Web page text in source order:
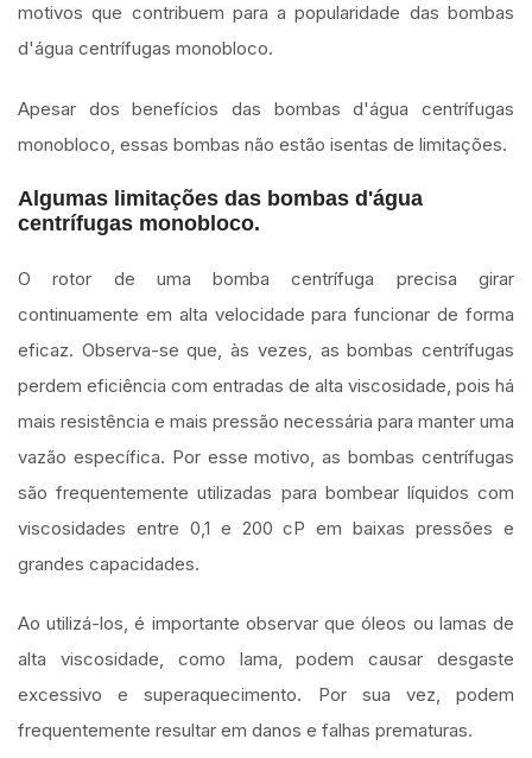
motivos que contribuem para a popularidade das bombas
d'água centrífugas monobloco.
Apesar dos benefícios das bombas d'água centrífugas
monobloco, essas bombas não estão isentas de limitações.
Algumas limitações das bombas d'água
centrífugas monobloco.
O rotor de uma bomba centrífuga precisa girar
continuamente em alta velocidade para funcionar de forma
eficaz. Observa-se que, às vezes, as bombas centrífugas
perdem eficiência com entradas de alta viscosidade, pois há
mais resistência e mais pressão necessária para manter uma
vazão específica. Por esse motivo, as bombas centrífugas
são frequentemente utilizadas para bombear líquidos com
viscosidades entre 0,1 e 200 cP em baixas pressões e
grandes capacidades.
Ao utilizá-los, é importante observar que óleos ou lamas de
alta viscosidade, como lama, podem causar desgaste
excessivo e superaquecimento. Por sua vez, podem
frequentemente resultar em danos e falhas prematuras.